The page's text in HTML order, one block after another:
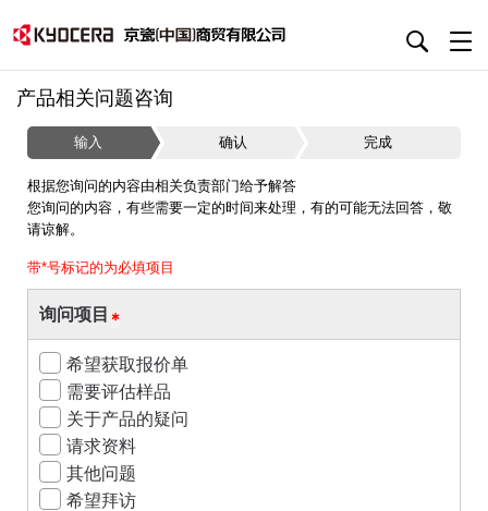
产品相关问题咨询
输入 确认 完成
根据您询问的内容由相关负责部门给予解答
您询问的内容，有些需要一定的时间来处理，有的可能无法回答，敬
请谅解。
带*号标记的为必填项目
询问项目
希望获取报价单
需要评估样品
关于产品的疑问
请求资料
其他问题
希望拜访